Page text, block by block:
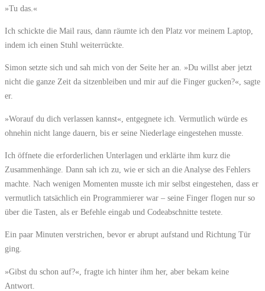
»Tu das.«
Ich schickte die Mail raus, dann räumte ich den Platz vor meinem Laptop,
indem ich einen Stuhl weiterrückte.
Simon setzte sich und sah mich von der Seite her an. »Du willst aber jetzt
nicht die ganze Zeit da sitzenbleiben und mir auf die Finger gucken?«, sagte
er.
»Worauf du dich verlassen kannst«, entgegnete ich. Vermutlich würde es
ohnehin nicht lange dauern, bis er seine Niederlage eingestehen musste.
Ich öffnete die erforderlichen Unterlagen und erklärte ihm kurz die
Zusammenhänge. Dann sah ich zu, wie er sich an die Analyse des Fehlers
machte. Nach wenigen Momenten musste ich mir selbst eingestehen, dass er
vermutlich tatsächlich ein Programmierer war – seine Finger flogen nur so
über die Tasten, als er Befehle eingab und Codeabschnitte testete.
Ein paar Minuten verstrichen, bevor er abrupt aufstand und Richtung Tür
ging.
»Gibst du schon auf?«, fragte ich hinter ihm her, aber bekam keine
Antwort.